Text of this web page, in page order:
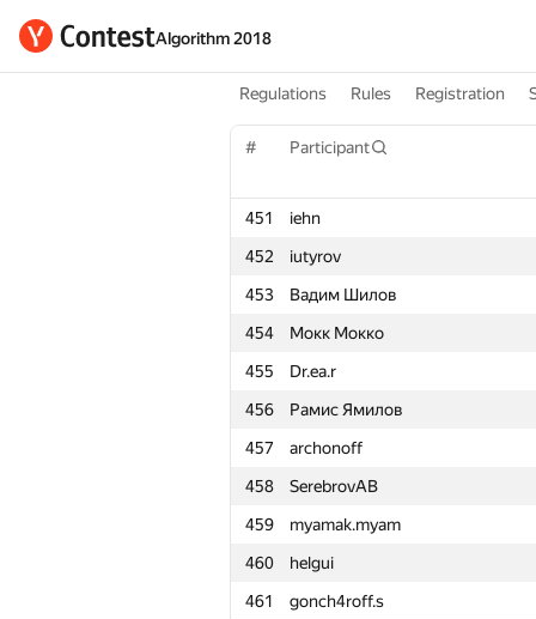
Algorithm 2018
Regulations Rules Registration
# Participant
451
iehn
452
iutyrov
453
Вадим Шилов
454
Мокк Мокко
455
Dr.ea.r
456
Рамис Ямилов
457
archonoff
458
SerebrovAB
459
myamak.myam
460
helgui
461
gonch4roff.s